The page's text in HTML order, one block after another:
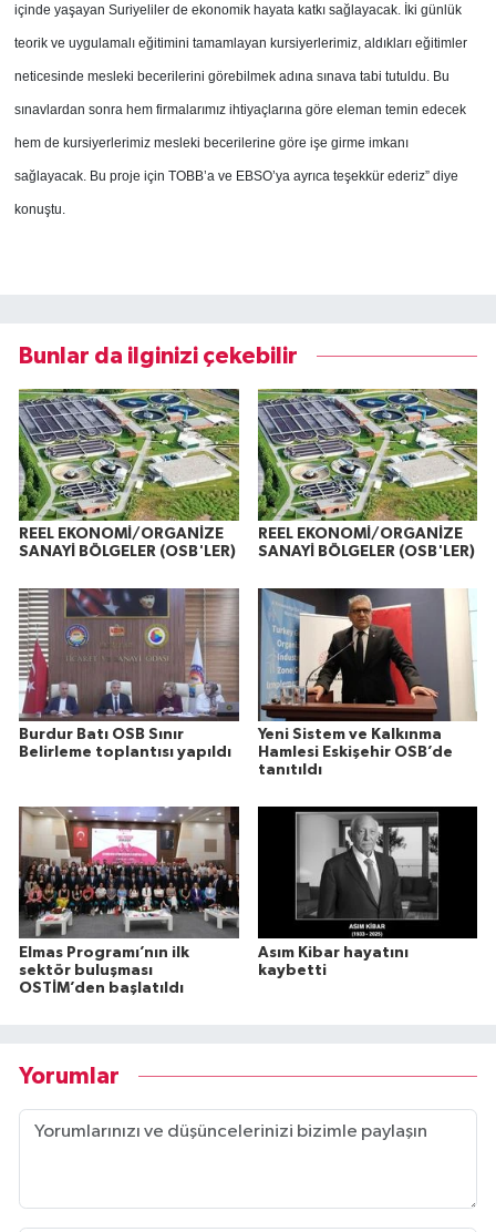
içinde yaşayan Suriyeliler de ekonomik hayata katkı sağlayacak. İki günlük
teorik ve uygulamalı eğitimini tamamlayan kursiyerlerimiz, aldıkları eğitimler
neticesinde mesleki becerilerini görebilmek adına sınava tabi tutuldu. Bu
sınavlardan sonra hem firmalarımız ihtiyaçlarına göre eleman temin edecek
hem de kursiyerlerimiz mesleki becerilerine göre işe girme imkanı
sağlayacak. Bu proje için TOBB’a ve EBSO’ya ayrıca teşekkür ederiz” diye
konuştu.
Bunlar da ilginizi çekebilir
REEL EKONOMİ/ORGANİZE
SANAYİ BÖLGELER (OSB'LER)
REEL EKONOMİ/ORGANİZE
SANAYİ BÖLGELER (OSB'LER)
Burdur Batı OSB Sınır
Belirleme toplantısı yapıldı
Yeni Sistem ve Kalkınma
Hamlesi Eskişehir OSB’de
tanıtıldı
Elmas Programı’nın ilk
sektör buluşması
OSTİM’den başlatıldı
Asım Kibar hayatını
kaybetti
Yorumlar